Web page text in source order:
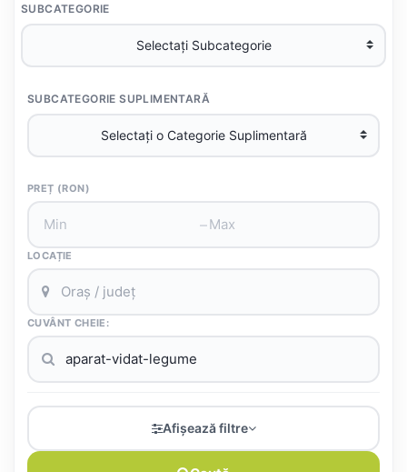
SUBCATEGORIE
SUBCATEGORIE SUPLIMENTARĂ
PREȚ (RON)
–
LOCAȚIE
CUVÂNT CHEIE:
Afișează filtre